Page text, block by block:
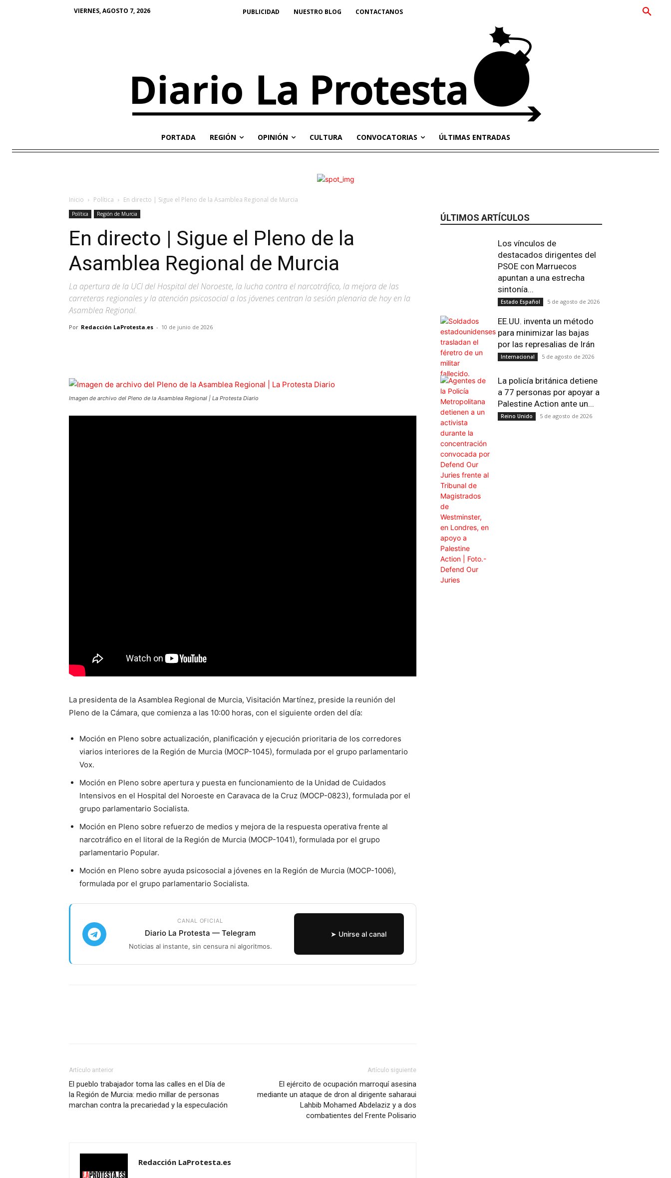
VIERNES, AGOSTO 7, 2026 PUBLICIDAD NUESTRO BLOG CONTACTANOS
PORTADA REGIÓN OPINIÓN CULTURA CONVOCATORIAS ÚLTIMAS ENTRADAS
Inicio Política En directo | Sigue el Pleno de la Asamblea Regional de Murcia
Política Región de Murcia
En directo | Sigue el Pleno de la
Asamblea Regional de Murcia
La apertura de la UCI del Hospital del Noroeste, la lucha contra el narcotráfico, la mejora de las
carreteras regionales y la atención psicosocial a los jóvenes centran la sesión plenaria de hoy en la
Asamblea Regional.
Por Redacción LaProtesta.es - 10 de junio de 2026
Email Impresión Telegram
Imagen de archivo del Pleno de la Asamblea Regional | La Protesta Diario
La presidenta de la Asamblea Regional de Murcia, Visitación Martínez, preside la reunión del
Pleno de la Cámara, que comienza a las 10:00 horas, con el siguiente orden del día:
Moción en Pleno sobre actualización, planificación y ejecución prioritaria de los corredores
viarios interiores de la Región de Murcia (MOCP-1045), formulada por el grupo parlamentario
Vox.
Moción en Pleno sobre apertura y puesta en funcionamiento de la Unidad de Cuidados
Intensivos en el Hospital del Noroeste en Caravaca de la Cruz (MOCP-0823), formulada por el
grupo parlamentario Socialista.
Moción en Pleno sobre refuerzo de medios y mejora de la respuesta operativa frente al
narcotráfico en el litoral de la Región de Murcia (MOCP-1041), formulada por el grupo
parlamentario Popular.
Moción en Pleno sobre ayuda psicosocial a jóvenes en la Región de Murcia (MOCP-1006),
formulada por el grupo parlamentario Socialista.
CANAL OFICIAL
Diario La Protesta — Telegram
Noticias al instante, sin censura ni algoritmos.
➤ Unirse al canal
Artículo anterior
El pueblo trabajador toma las calles en el Día de
la Región de Murcia: medio millar de personas
marchan contra la precariedad y la especulación
Artículo siguiente
El ejército de ocupación marroquí asesina
mediante un ataque de dron al dirigente saharaui
Lahbib Mohamed Abdelaziz y a dos
combatientes del Frente Polisario
Redacción LaProtesta.es
ÚLTIMOS ARTÍCULOS
Los vínculos de
destacados dirigentes del
PSOE con Marruecos
apuntan a una estrecha
sintonía...
Estado Español 5 de agosto de 2026
EE.UU. inventa un método
para minimizar las bajas
por las represalias de Irán
Internacional 5 de agosto de 2026
La policía británica detiene
a 77 personas por apoyar a
Palestine Action ante un...
Reino Unido 5 de agosto de 2026